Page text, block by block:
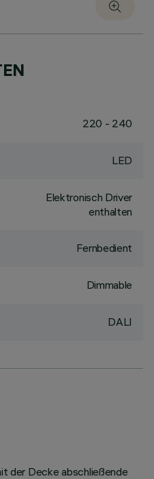
220 - 240
LED
Elektronisch Driver
enthalten
Fernbedient
Dimmable
DALI
der Decke abschließende